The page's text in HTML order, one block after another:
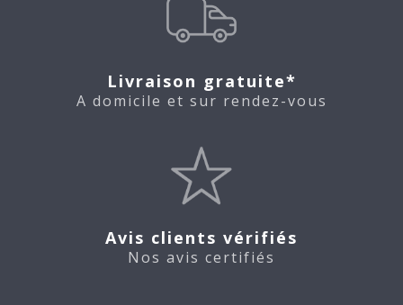
Livraison gratuite*
A domicile et sur rendez-vous
Avis clients vérifiés
Nos avis certifiés